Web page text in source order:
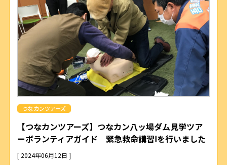
つなカンツアーズ
【つなカンツアーズ】つなカン八ッ場ダム見学ツア
ーボランティアガイド 緊急救命講習Ⅰを行いました
[ 2024年06月12日 ]